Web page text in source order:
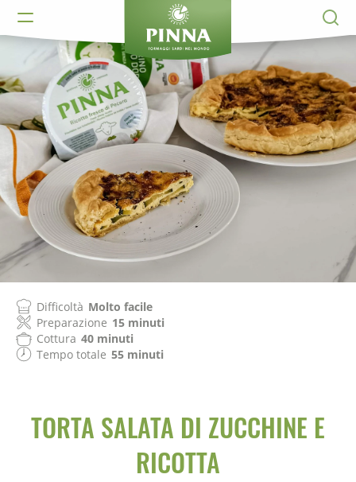
Difficoltà Molto facile
Preparazione 15 minuti
Cottura 40 minuti
Tempo totale 55 minuti
TORTA SALATA DI ZUCCHINE E
RICOTTA